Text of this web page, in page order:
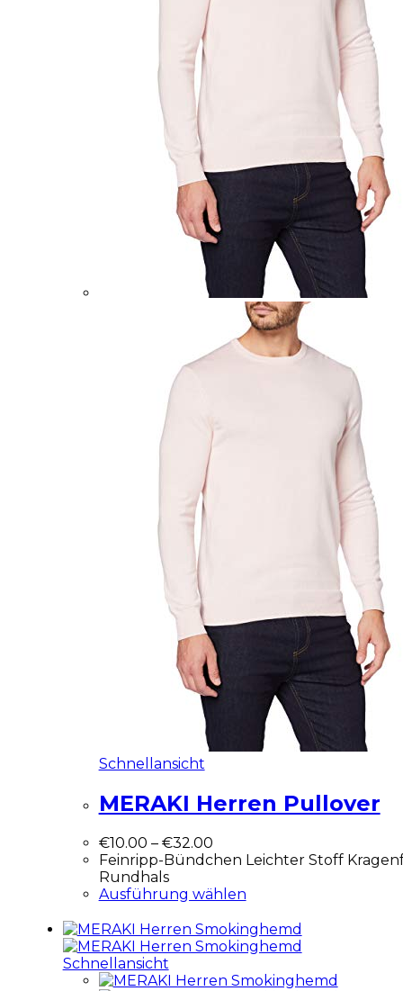
Schnellansicht
MERAKI Herren Pullover
€10.00 – €32.00
Feinripp-Bündchen Leichter Stoff
Rundhals
Ausführung wählen
Schnellansicht